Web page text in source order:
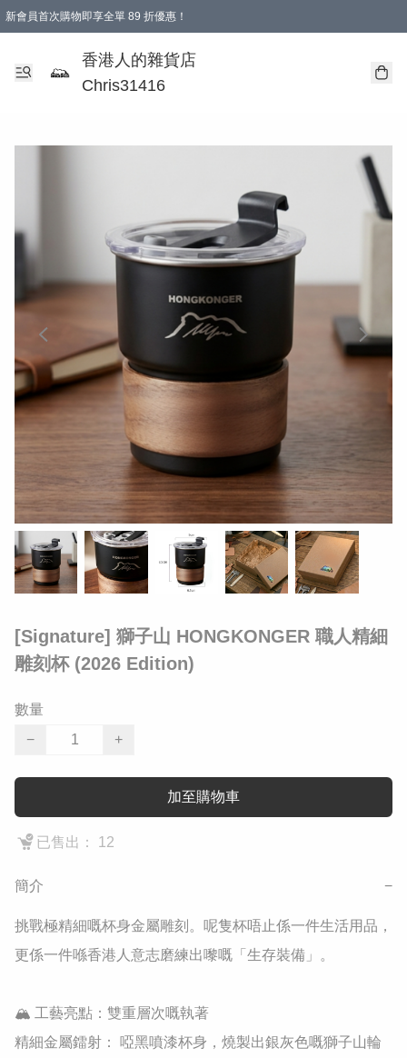
新會員首次購物即享全單 89 折優惠！
購物滿 HKD 499.00即享免運費優惠！（適用於 本地送貨、本地取貨 )
【滿 $300 專屬驚喜：無聲信物（最後一批）】
香港人的雜貨店
Chris31416
[Signature] 獅子山 HONGKONGER 職人精細
雕刻杯 (2026 Edition)
數量
−
+
加至購物車
已售出： 12
簡介 −
挑戰極精細嘅杯身金屬雕刻。呢隻杯唔止係一件生活用品，
更係一件喺香港人意志磨練出嚟嘅「生存裝備」。
​🏔️ 工藝亮點：雙重層次嘅執著
​精細金屬鐳射： 啞黑噴漆杯身，燒製出銀灰色嘅獅子山輪